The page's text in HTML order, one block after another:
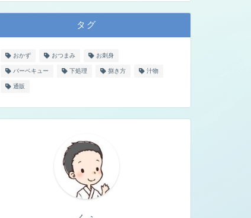
タグ
おかず おつまみ お刺身
バーベキュー 下処理 捌き方 汁物
通販